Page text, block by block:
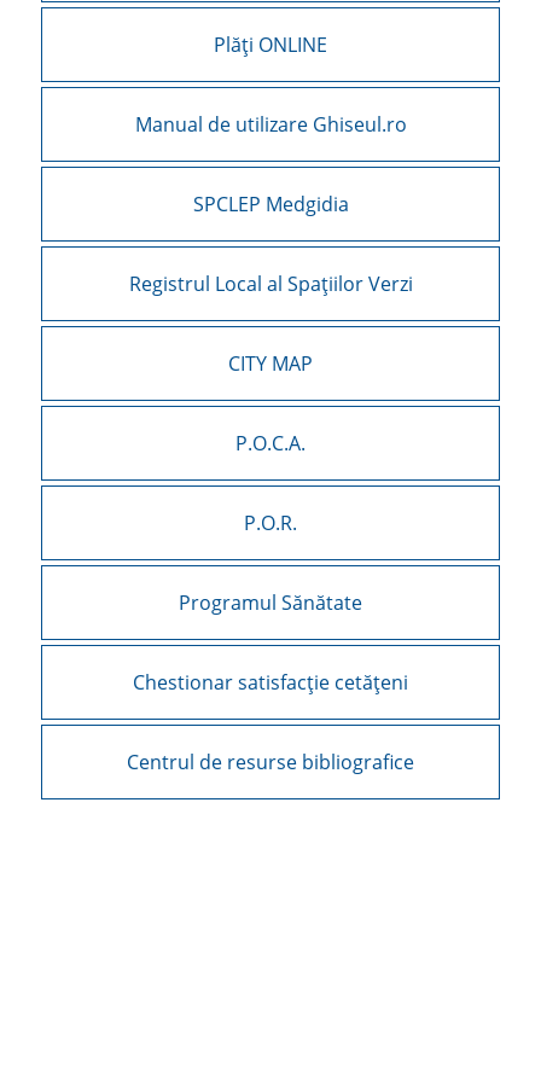
Plăți ONLINE
Manual de utilizare Ghiseul.ro
SPCLEP Medgidia
Registrul Local al Spațiilor Verzi
CITY MAP
P.O.C.A.
P.O.R.
Programul Sănătate
Chestionar satisfacție cetățeni
Centrul de resurse bibliografice